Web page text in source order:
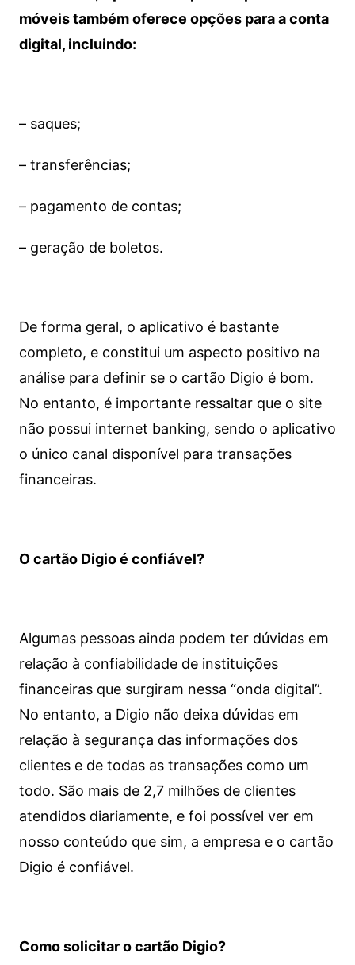
móveis também oferece opções para a conta
digital, incluindo:
– saques;
– transferências;
– pagamento de contas;
– geração de boletos.
De forma geral, o aplicativo é bastante
completo, e constitui um aspecto positivo na
análise para definir se o cartão Digio é bom.
No entanto, é importante ressaltar que o site
não possui internet banking, sendo o aplicativo
o único canal disponível para transações
financeiras.
O cartão Digio é confiável?
Algumas pessoas ainda podem ter dúvidas em
relação à confiabilidade de instituições
financeiras que surgiram nessa “onda digital”.
No entanto, a Digio não deixa dúvidas em
relação à segurança das informações dos
clientes e de todas as transações como um
todo. São mais de 2,7 milhões de clientes
atendidos diariamente, e foi possível ver em
nosso conteúdo que sim, a empresa e o cartão
Digio é confiável.
Como solicitar o cartão Digio?